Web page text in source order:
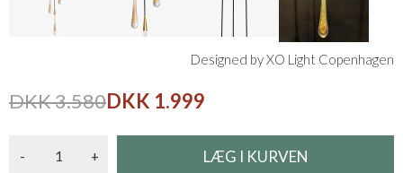
Designed by XO Light Copenhagen
DKK 3.580DKK 1.999
- +